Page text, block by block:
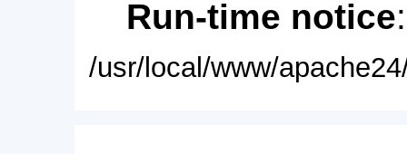
Run-time notice
/usr/local/www/